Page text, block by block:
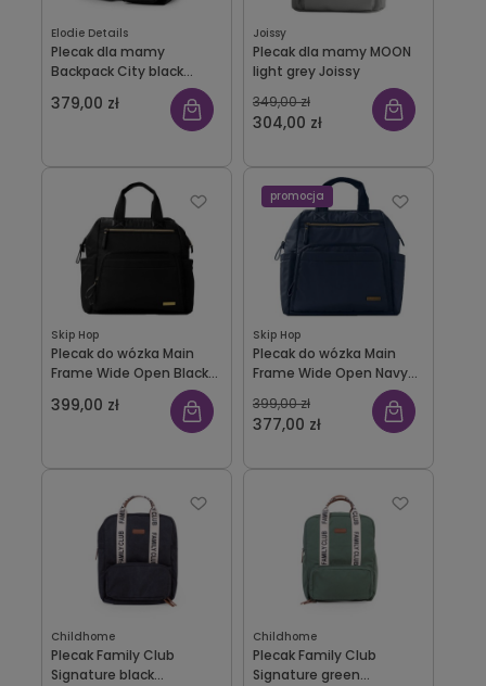
Elodie Details
Plecak dla mamy
Backpack City black
379,00 zł
Joissy
Plecak dla mamy MOON
light grey Joissy
304,00 zł
349,00 zł
Skip Hop
Plecak do wózka Main
Frame Wide Open Black
399,00 zł
Skip Hop
Plecak do wózka Main
Frame Wide Open Navy
377,00 zł
399,00 zł
promocja
Childhome
Plecak Family Club
Signature black
Childhome
Plecak Family Club
Signature green